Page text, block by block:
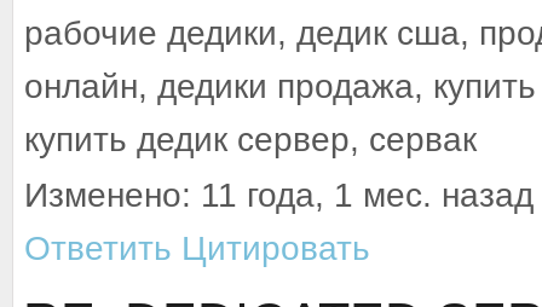
рабочие дедики, дедик сша,
онлайн, дедики продажа,
купить дедик сервер, сервак
Изменено: 11 года, 1 мес. назад
Ответить Цитировать